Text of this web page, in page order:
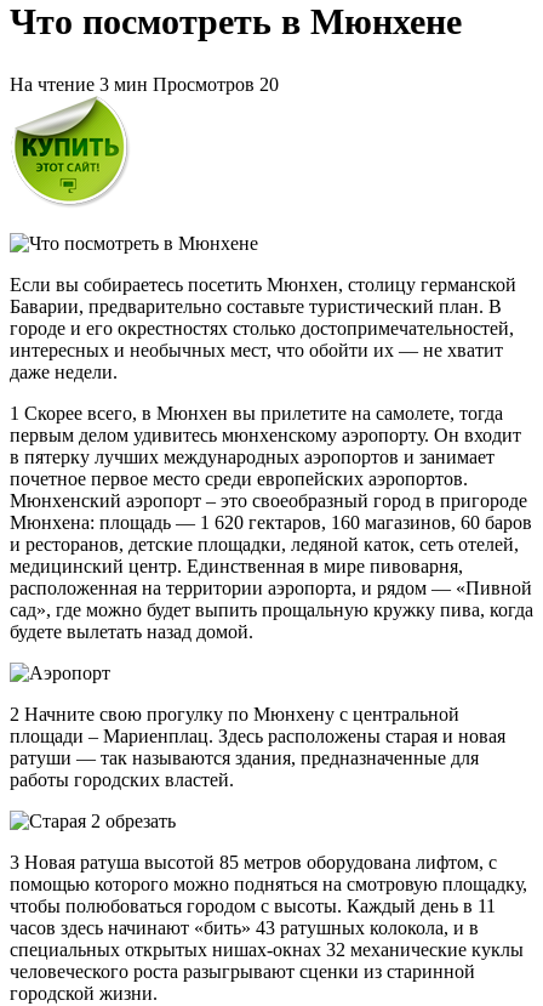
Что посмотреть в Мюнхене
На чтение 3 мин Просмотров 20
Если вы собираетесь посетить Мюнхен, столицу германской
Баварии, предварительно составьте туристический план. В
городе и его окрестностях столько достопримечательностей,
интересных и необычных мест, что обойти их — не хватит
даже недели.
1 Скорее всего, в Мюнхен вы прилетите на самолете, тогда
первым делом удивитесь мюнхенскому аэропорту. Он входит
в пятерку лучших международных аэропортов и занимает
почетное первое место среди европейских аэропортов.
Мюнхенский аэропорт – это своеобразный город в пригороде
Мюнхена: площадь — 1 620 гектаров, 160 магазинов, 60 баров
и ресторанов, детские площадки, ледяной каток, сеть отелей,
медицинский центр. Единственная в мире пивоварня,
расположенная на территории аэропорта, и рядом — «Пивной
сад», где можно будет выпить прощальную кружку пива, когда
будете вылетать назад домой.
2 Начните свою прогулку по Мюнхену с центральной
площади – Мариенплац. Здесь расположены старая и новая
ратуши — так называются здания, предназначенные для
работы городских властей.
3 Новая ратуша высотой 85 метров оборудована лифтом, с
помощью которого можно подняться на смотровую площадку,
чтобы полюбоваться городом с высоты. Каждый день в 11
часов здесь начинают «бить» 43 ратушных колокола, и в
специальных открытых нишах-окнах 32 механические куклы
человеческого роста разыгрывают сценки из старинной
городской жизни.